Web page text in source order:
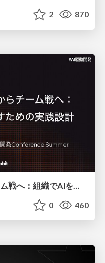
2 870
AI駆動開発は個人技からチーム戦へ：組織でAIを使いこなすための実践設計
0 460